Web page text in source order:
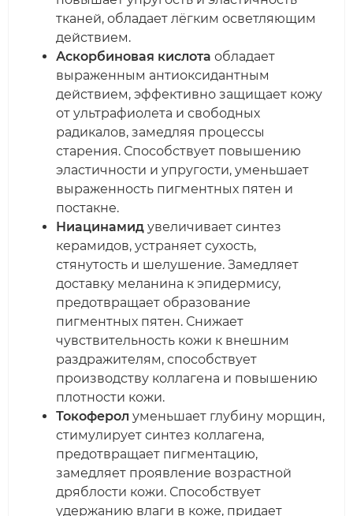
тканей, обладает лёгким осветляющим
действием.
Аскорбиновая кислота обладает
выраженным антиоксидантным
действием, эффективно защищает кожу
от ультрафиолета и свободных
радикалов, замедляя процессы
старения. Способствует повышению
эластичности и упругости, уменьшает
выраженность пигментных пятен и
постакне.
Ниацинамид увеличивает синтез
керамидов, устраняет сухость,
стянутость и шелушение. Замедляет
доставку меланина к эпидермису,
предотвращает образование
пигментных пятен. Снижает
чувствительность кожи к внешним
раздражителям, способствует
производству коллагена и повышению
плотности кожи.
Токоферол уменьшает глубину морщин,
стимулирует синтез коллагена,
предотвращает пигментацию,
замедляет проявление возрастной
дряблости кожи. Способствует
удержанию влаги в коже, придает